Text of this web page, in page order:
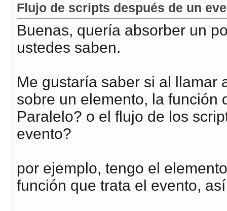
Flujo de scripts después de un
Buenas, quería absorber un
ustedes saben.
Me gustaría saber si al llamar
sobre un elemento, la función
Paralelo? o el flujo de los
evento?
por ejemplo, tengo el
función que trata el evento, así